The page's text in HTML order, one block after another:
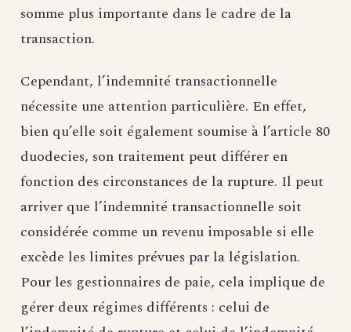
somme plus importante dans le cadre de la
transaction.
Cependant, l’indemnité transactionnelle
nécessite une attention particulière. En effet,
bien qu’elle soit également soumise à l’article 80
duodecies, son traitement peut différer en
fonction des circonstances de la rupture. Il peut
arriver que l’indemnité transactionnelle soit
considérée comme un revenu imposable si elle
excède les limites prévues par la législation.
Pour les gestionnaires de paie, cela implique de
gérer deux régimes différents : celui de